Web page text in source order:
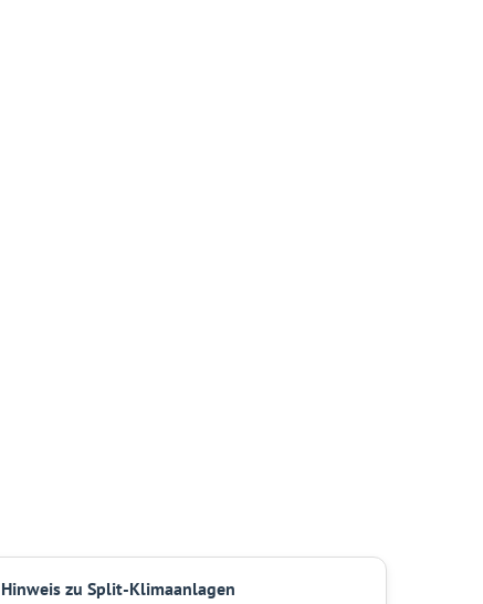
Hinweis zu Split-Klimaanlagen